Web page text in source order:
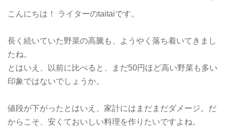
こんにちは！ ライターのtaitaiです。
長く続いていた野菜の高騰も、ようやく落ち着いてきまし
たね。
とはいえ、以前に比べると、まだ50円ほど高い野菜も多い
印象ではないでしょうか。
値段が下がったとはいえ、家計にはまだまだダメージ。だ
からこそ、安くておいしい料理を作りたいですよね。